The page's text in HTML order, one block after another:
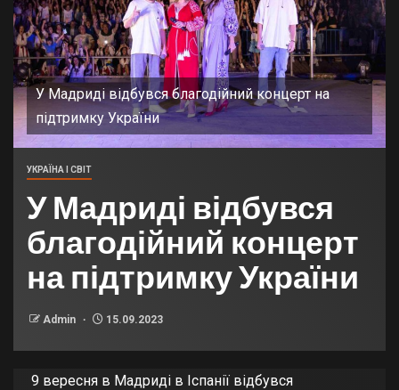
У Мадриді відбувся благодійний концерт на
підтримку України
УКРАЇНА І СВІТ
У Мадриді відбувся
благодійний концерт
на підтримку України
Admin 15.09.2023
9 вересня в Мадриді в Іспанії відбувся